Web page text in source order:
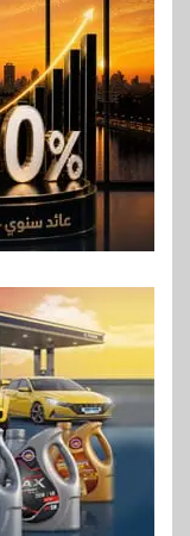
7
8
10